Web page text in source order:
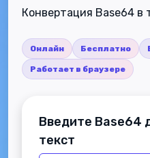
Конвертация Base64 в
Онлайн Бесплатно
Работает в браузере
Введите Base64
текст